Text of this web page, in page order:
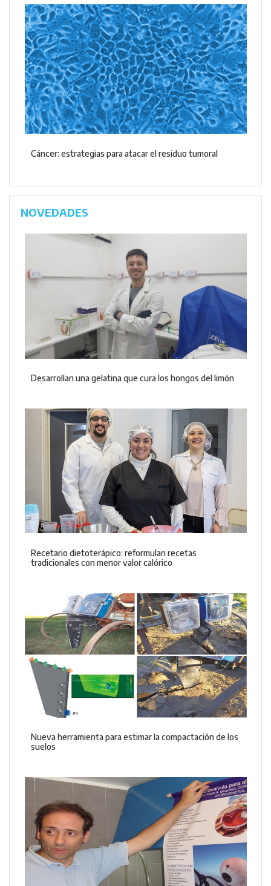
Cáncer: estrategias para atacar el residuo tumoral
NOVEDADES
Desarrollan una gelatina que cura los hongos del limón
Recetario dietoterápico: reformulan recetas
tradicionales con menor valor calórico
Nueva herramienta para estimar la compactación de los
suelos